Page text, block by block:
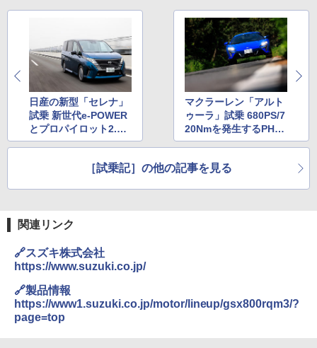
日産の新型「セレナ」
試乗 新世代e-POWER
とプロパイロット2.0
の実力をチェック！
マクラーレン「アルト
ゥーラ」試乗 680PS/7
20Nmを発生するPHEV
スーパースポーツの実
［試乗記］の他の記事を見る
関連リンク
🔗スズキ株式会社
https://www.suzuki.co.jp/
🔗製品情報
https://www1.suzuki.co.jp/motor/lineup/gsx800rqm3/?
page=top